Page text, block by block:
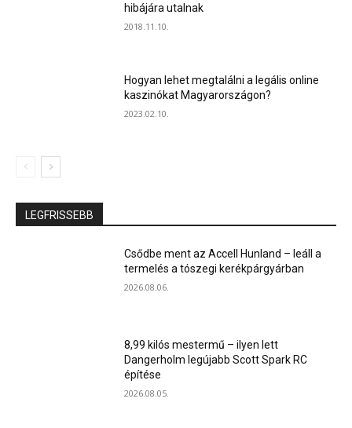
hibájára utalnak
2018.11.10.
Hogyan lehet megtalálni a legális online
kaszinókat Magyarországon?
2023.02.10.
LEGFRISSEBB
Csődbe ment az Accell Hunland – leáll a
termelés a tószegi kerékpárgyárban
2026.08.06.
8,99 kilós mestermű – ilyen lett
Dangerholm legújabb Scott Spark RC
építése
2026.08.05.